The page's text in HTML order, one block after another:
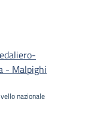
- Malpighi
nazionale